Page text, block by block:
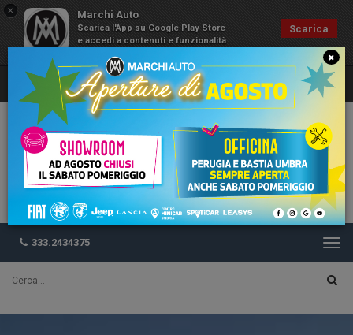
× Marchi Auto
Scarica l'App su Google Play Store
e accedi a contenuti e funzionalità
Scarica
333.2434375
×